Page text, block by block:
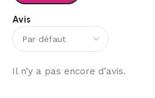
Avis
Il n’y a pas encore d’avis.